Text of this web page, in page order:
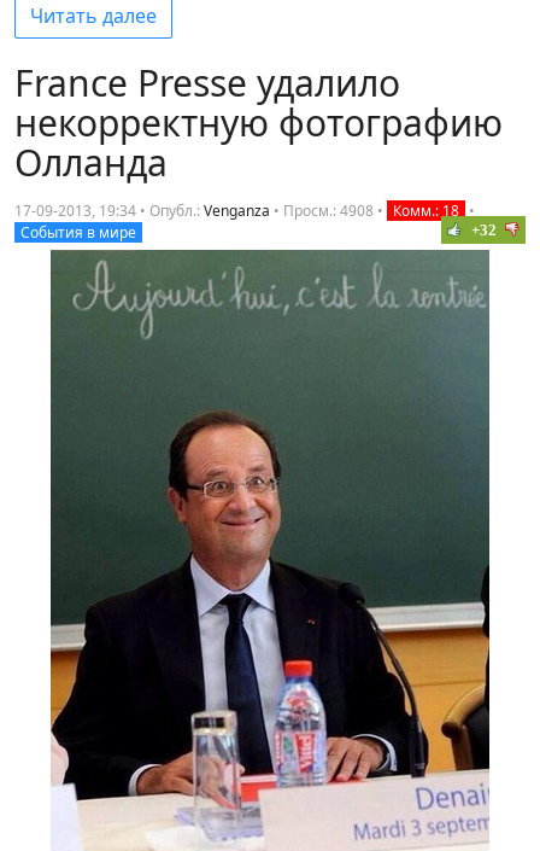
Читать далее
France Presse удалило
некорректную фотографию
Олланда
17-09-2013, 19:34 • Опубл.:Venganza • Просм.: 4908 • Комм.: 18 •
События в мире
+32